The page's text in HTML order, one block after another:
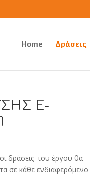
Home Δράσεις
E-
δράσεις του έργου θα
σε κάθε ενδιαφερόμενο